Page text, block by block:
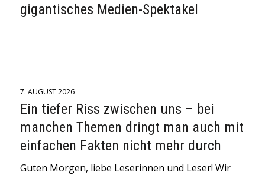
gigantisches Medien-Spektakel
7. AUGUST 2026
Ein tiefer Riss zwischen uns – bei
manchen Themen dringt man auch mit
einfachen Fakten nicht mehr durch
Guten Morgen, liebe Leserinnen und Leser! Wir